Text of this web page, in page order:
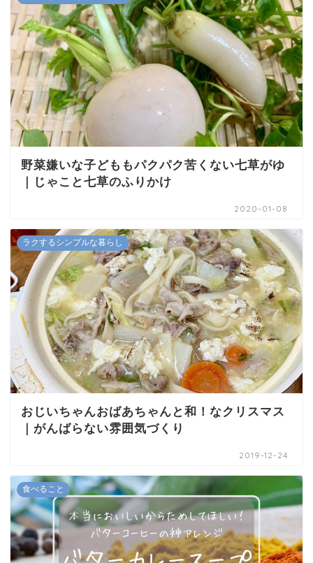
野菜嫌いな子どももパクパク苦くない七草がゆ
｜じゃこと七草のふりかけ
2020-01-08
ラクするシンプルな暮らし
おじいちゃんおばあちゃんと和！なクリスマス
｜がんばらない雰囲気づくり
2019-12-24
食べること